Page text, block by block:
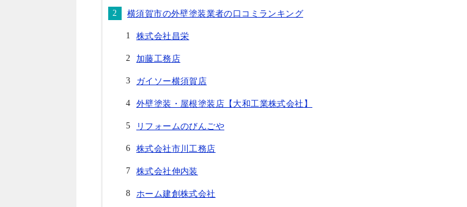
横須賀市の外壁塗装業者の口コミランキング
株式会社昌栄
加藤工務店
ガイソー横須賀店
外壁塗装・屋根塗装店【大和工業株式会社】
リフォームのびんごや
株式会社市川工務店
株式会社伸内装
ホーム建創株式会社